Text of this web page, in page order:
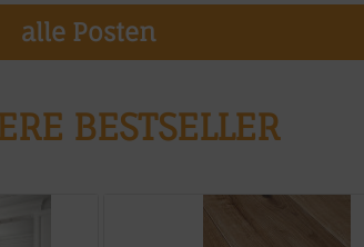
alle Posten
BESTSELLER